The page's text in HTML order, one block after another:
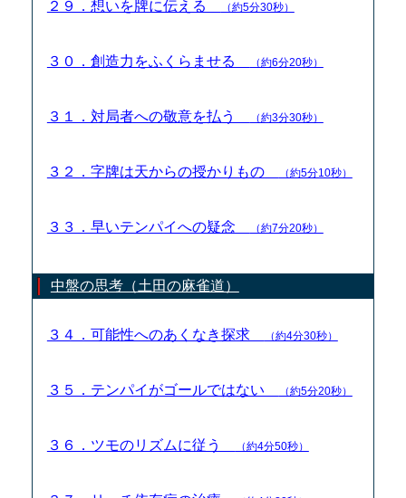
２９．想いを牌に伝える （約5分30秒）
３０．創造力をふくらませる （約6分20秒）
３１．対局者への敬意を払う （約3分30秒）
３２．字牌は天からの授かりもの （約5分10秒）
３３．早いテンパイへの疑念 （約7分20秒）
中盤の思考（土田の麻雀道）
３４．可能性へのあくなき探求 （約4分30秒）
３５．テンパイがゴールではない （約5分20秒）
３６．ツモのリズムに従う （約4分50秒）